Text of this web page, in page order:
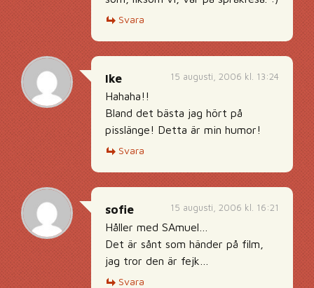
Svara
15 augusti, 2006 kl. 13:24
Ike
Hahaha!!
Bland det bästa jag hört på
pisslänge! Detta är min humor!
Svara
15 augusti, 2006 kl. 16:21
sofie
Håller med SAmuel…
Det är sånt som händer på film,
jag tror den är fejk…
Svara